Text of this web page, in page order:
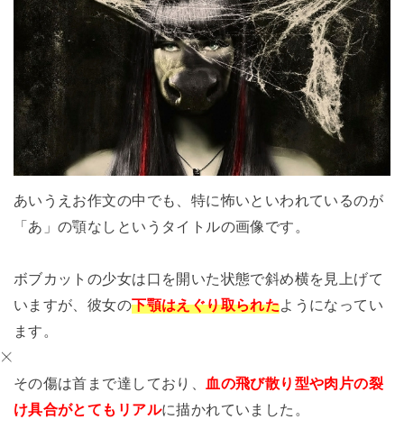
あいうえお作文の中でも、特に怖いといわれているのが
「あ」の顎なしというタイトルの画像です。
ボブカットの少女は口を開いた状態で斜め横を見上げて
いますが、彼女の下顎はえぐり取られたようになってい
ます。
その傷は首まで達しており、
血の飛び散り型や肉片の裂
け具合がとてもリアルに描かれていました。